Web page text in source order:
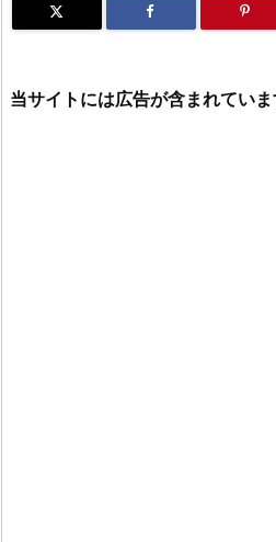
当サイトには広告が含まれていま